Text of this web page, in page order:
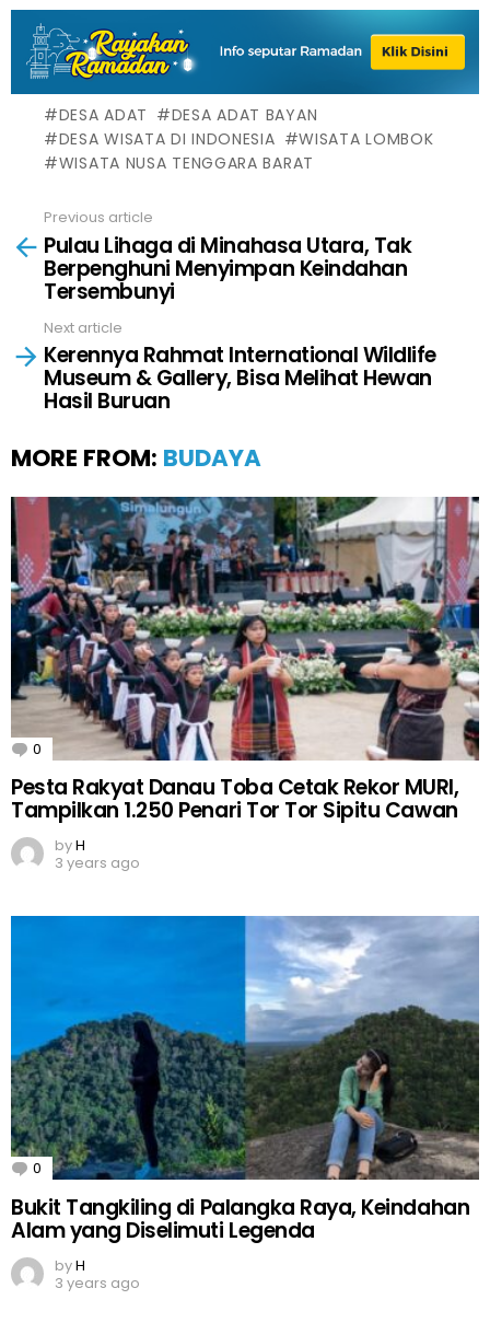
DESA ADAT
DESA ADAT BAYAN
DESA WISATA DI INDONESIA
WISATA LOMBOK
WISATA NUSA TENGGARA BARAT
more
Previous article
Pulau Lihaga di Minahasa Utara, Tak
Berpenghuni Menyimpan Keindahan
Tersembunyi
Next article
Kerennya Rahmat International Wildlife
Museum & Gallery, Bisa Melihat Hewan
Hasil Buruan
MORE FROM: BUDAYA
0 Comments
Pesta Rakyat Danau Toba Cetak Rekor MURI,
Tampilkan 1.250 Penari Tor Tor Sipitu Cawan
byH
3 years ago
0 Comments
Bukit Tangkiling di Palangka Raya, Keindahan
Alam yang Diselimuti Legenda
byH
3 years ago